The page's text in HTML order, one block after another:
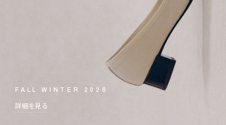
FALL WINTER 2026
詳細を見る